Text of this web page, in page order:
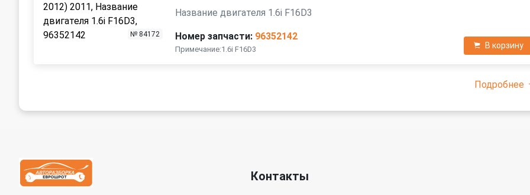
№ 84172
Название двигателя 1.6i F16D3
Номер запчасти: 96352142
Примечание:1.6i F16D3 В корзину
Подробнее
Контакты